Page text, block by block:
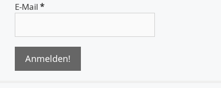
E-Mail *